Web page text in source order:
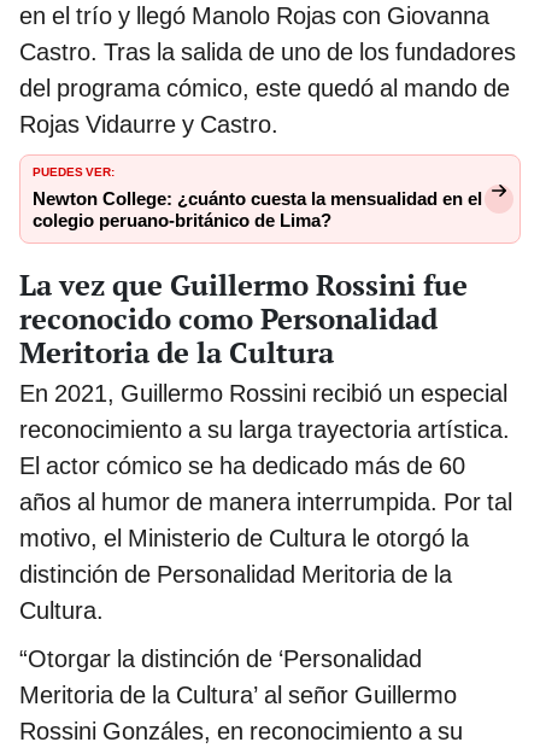
en el trío y llegó Manolo Rojas con Giovanna
Castro. Tras la salida de uno de los fundadores
del programa cómico, este quedó al mando de
Rojas Vidaurre y Castro.
PUEDES VER:
Newton College: ¿cuánto cuesta la mensualidad en el
colegio peruano-británico de Lima?
La vez que Guillermo Rossini fue
reconocido como Personalidad
Meritoria de la Cultura
En 2021, Guillermo Rossini recibió un especial
reconocimiento a su larga trayectoria artística.
El actor cómico se ha dedicado más de 60
años al humor de manera interrumpida. Por tal
motivo, el Ministerio de Cultura le otorgó la
distinción de Personalidad Meritoria de la
Cultura.
“Otorgar la distinción de ‘Personalidad
Meritoria de la Cultura’ al señor Guillermo
Rossini Gonzáles, en reconocimiento a su